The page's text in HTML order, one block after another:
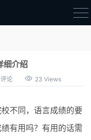
细介绍
论 23 Views
不同，语言成绩的要
有用吗？有用的话需